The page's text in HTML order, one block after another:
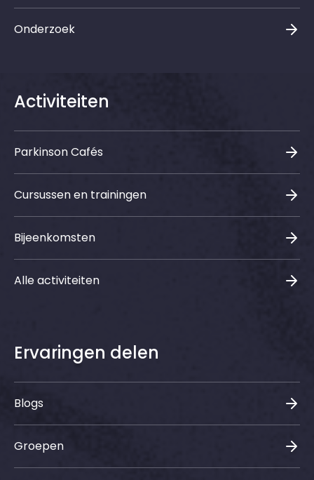
Onderzoek
Activiteiten
Parkinson Cafés
Cursussen en trainingen
Bijeenkomsten
Alle activiteiten
Ervaringen delen
Blogs
Groepen